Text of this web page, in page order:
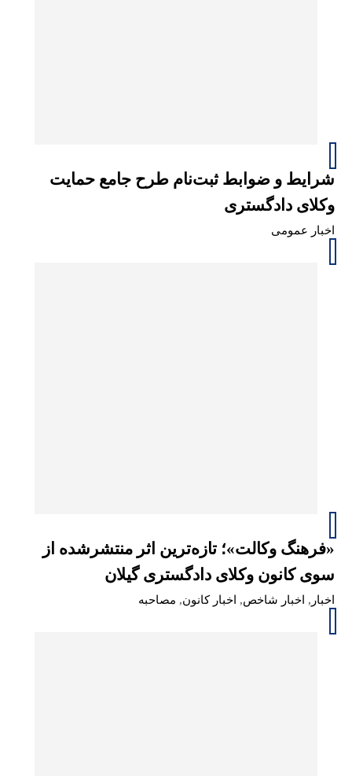
شرایط و ضوابط ثبت‌نام طرح جامع حمایت
وکلای دادگستری
اخبار عمومی
«فرهنگ وکالت»؛ تازه‌ترین اثر منتشرشده از
سوی کانون وکلای دادگستری گیلان
اخبار , اخبار شاخص, اخبار کانون, مصاحبه